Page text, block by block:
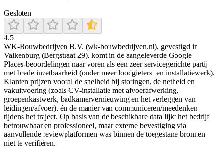
Gesloten
4.5
WK-Bouwbedrijven B.V. (wk-bouwbedrijven.nl), gevestigd in
Valkenburg (Bergstraat 29), komt in de aangeleverde Google
Places-beoordelingen naar voren als een zeer servicegerichte partij
met brede inzetbaarheid (onder meer loodgieters- en installatiewerk).
Klanten prijzen vooral de snelheid bij storingen, de netheid en
vakuitvoering (zoals CV-installatie met afvoerafwerking,
groepenkastwerk, badkamervernieuwing en het verleggen van
leidingen/afvoer), én de manier van communiceren/meedenken
tijdens het traject. Op basis van de beschikbare data lijkt het bedrijf
betrouwbaar en professioneel, maar externe bevestiging via
aanvullende reviewplatformen was binnen de toegestane bronnen
niet te verifiëren.